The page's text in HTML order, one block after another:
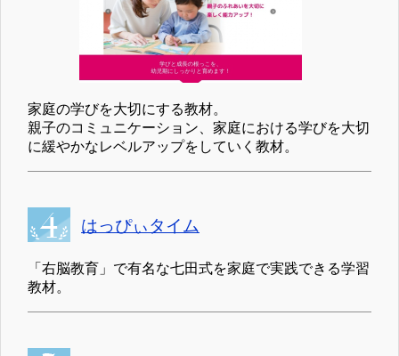
家庭の学びを大切にする教材。
親子のコミュニケーション、家庭における学びを大切
に緩やかなレベルアップをしていく教材。
はっぴぃタイム
「右脳教育」で有名な七田式を家庭で実践できる学習
教材。